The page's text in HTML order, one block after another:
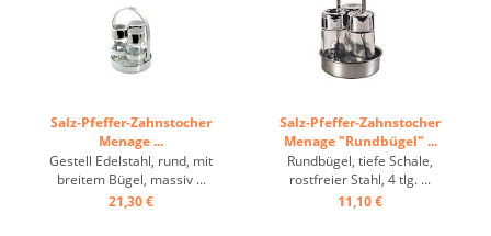
Salz-Pfeffer-Zahnstocher
Menage ...
Gestell Edelstahl, rund, mit
breitem Bügel, massiv ...
21,30 €
Salz-Pfeffer-Zahnstocher
Menage "Rundbügel" ...
Rundbügel, tiefe Schale,
rostfreier Stahl, 4 tlg. ...
11,10 €